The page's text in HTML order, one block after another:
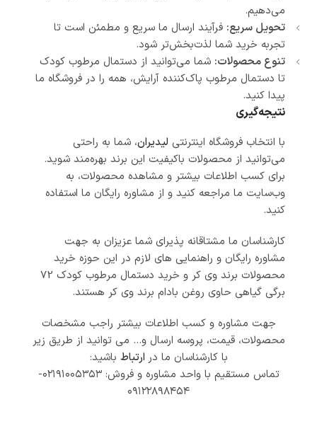
می‌دهیم.
تحویل سریع: فرآیند ارسال ما سریع و مطمئن است تا
تجربه خرید شما لذت‌بخش‌تر شود.
تنوع محصولات: شما می‌توانید از دستمال مرطوب کودک
تا دستمال مرطوب پاک‌کننده آرایش، همه را در فروشگاه ما
پیدا کنید.
نتیجه‌گیری
با انتخاب فروشگاه اینترنتی لیدیران، شما به راحتی
می‌توانید از محصولات باکیفیت این برند بهره‌مند شوید.
برای کسب اطلاعات بیشتر و مشاهده محصولات، به
وب‌سایت ما مراجعه کنید و از مشاوره رایگان ما استفاده
کنید.
کارشناسان ما مشتاقانه پذیرای شما عزیزان به جهت
مشاوره رایگان و راهنمایی های لازم در این حوزه خرید
محصولات برند وی کر و خرید دستمال مرطوب کودک 72
برگی گیاهی حاوی روغن بادام برند وی کر هستند.
جهت مشاوره و کسب اطلاعات بیشتر راجب مشخصات
محصولات، قیمت، پروسه ارسال و… می توانید از طریق زیر
با کارشناسان ما در ارتباط باشید:
تماس مستقیم با واحد مشاوره و فروش: ۰۲۱۹۱۰۰۵۳۵۳-
۰۹۱۲۲۸۹۸۴۵۴